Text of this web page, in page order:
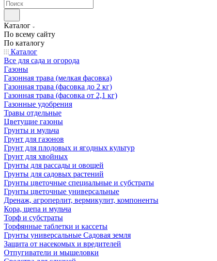
Каталог
По всему сайту
По каталогу
Каталог
Все для сада и огорода
Газоны
Газонная трава (мелкая фасовка)
Газонная трава (фасовка до 2 кг)
Газонная трава (фасовка от 2,1 кг)
Газонные удобрения
Травы отдельные
Цветущие газоны
Грунты и мульча
Грунт для газонов
Грунт для плодовых и ягодных культур
Грунт для хвойных
Грунты для рассады и овощей
Грунты для садовых растений
Грунты цветочные специальные и субстраты
Грунты цветочные универсальные
Дренаж, агроперлит, вермикулит, компоненты
Кора, щепа и мульча
Торф и субстраты
Торфянные таблетки и кассеты
Грунты универсальные Садовая земля
Защита от насекомых и вредителей
Отпугиватели и мышеловки